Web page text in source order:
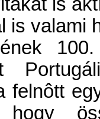
is valami
felnôtt